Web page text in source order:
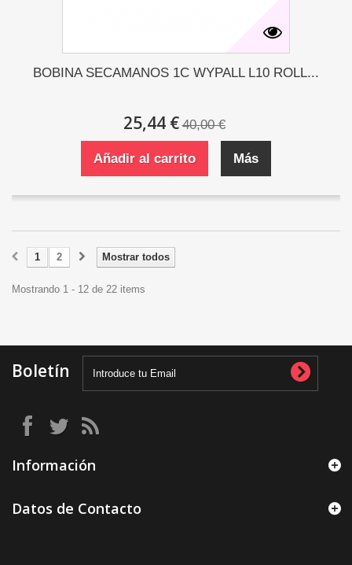
BOBINA SECAMANOS 1C WYPALL L10 ROLL...
25,44 € 40,00 €
Añadir al carrito Más
Mostrar todos
1 2
Mostrando 1 - 12 de 22 items
Boletín
Información
Datos de Contacto